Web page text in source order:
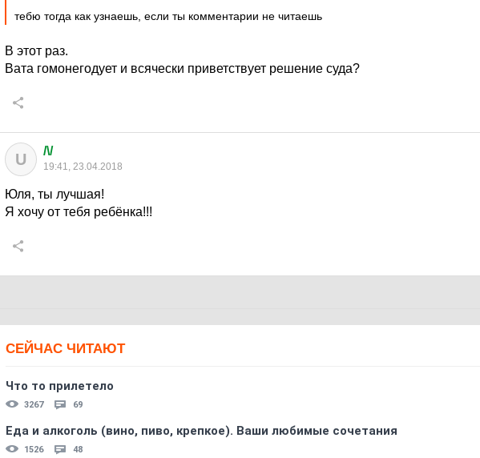
тебю тогда как узнаешь, если ты комментарии не читаешь
В этот раз.
Вата гомонегодует и всячески приветствует решение суда?
U /\/
19:41, 23.04.2018
Юля, ты лучшая!
Я хочу от тебя ребёнка!!!
СЕЙЧАС ЧИТАЮТ
Что то прилетело
3267 69
Еда и алкоголь (вино, пиво, крепкое). Ваши любимые сочетания
1526 48